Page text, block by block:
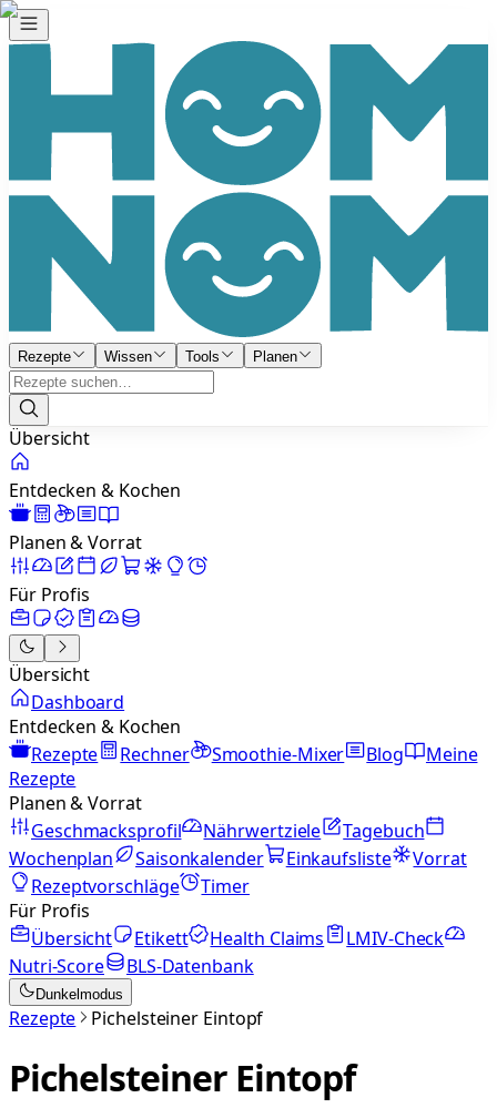
Rezepte Wissen Tools Planen
Übersicht
Entdecken & Kochen
Planen & Vorrat
Für Profis
Übersicht
Dashboard
Entdecken & Kochen
Rezepte
Rechner Smoothie-Mixer Blog
Meine
Rezepte
Planen & Vorrat
Geschmacksprofil
Nährwertziele
Tagebuch
Wochenplan
Saisonkalender Einkaufsliste
Vorrat
Rezeptvorschläge
Timer
Für Profis
Übersicht
Etikett Health Claims
LMIV-Check
Nutri-Score
BLS-Datenbank
Dunkelmodus
Rezepte Pichelsteiner Eintopf
Pichelsteiner Eintopf